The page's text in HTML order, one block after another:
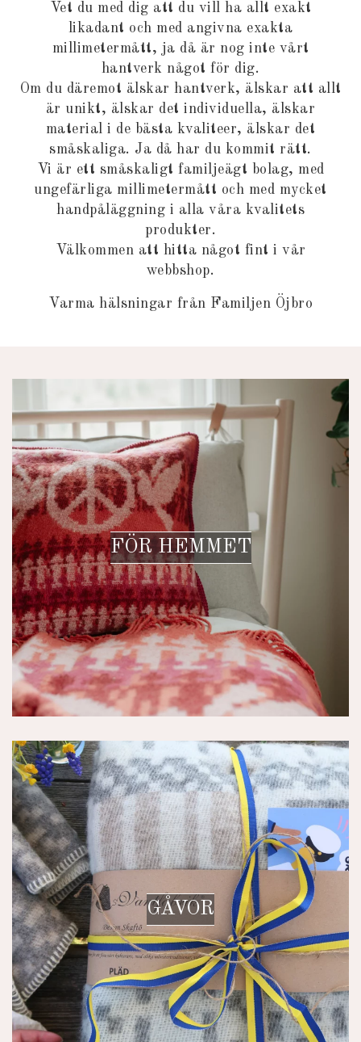
Vet du med dig att du vill ha allt exakt
likadant och med angivna exakta
millimetermått, ja då är nog inte vårt
hantverk något för dig.
Om du däremot älskar hantverk, älskar att allt
är unikt, älskar det individuella, älskar
material i de bästa kvaliteer, älskar det
småskaliga. Ja då har du kommit rätt.
Vi är ett småskaligt familjeägt bolag, med
ungefärliga millimetermått och med mycket
handpåläggning i alla våra kvalitets
produkter.
Välkommen att hitta något fint i vår
webbshop.
Varma hälsningar från Familjen Öjbro
FÖR HEMMET
GÅVOR